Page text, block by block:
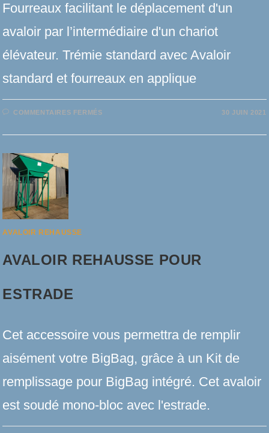
Fourreaux facilitant le déplacement d'un
avaloir par l’intermédiaire d'un chariot
élévateur. Trémie standard avec Avaloir
standard et fourreaux en applique
COMMENTAIRES FERMÉSSUR
AVALOIR
30 JUIN 2021
AVALOIR REHAUSSE
AVALOIR REHAUSSE POUR
ESTRADE
Cet accessoire vous permettra de remplir
aisément votre BigBag, grâce à un Kit de
remplissage pour BigBag intégré. Cet avaloir
est soudé mono-bloc avec l'estrade.